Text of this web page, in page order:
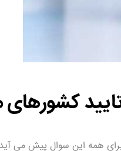
برای همه این سوال پیش می